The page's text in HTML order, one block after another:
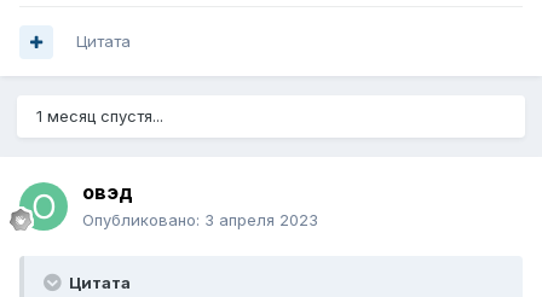
Цитата
1 месяц спустя...
овэд
Опубликовано: 3 апреля 2023
Цитата